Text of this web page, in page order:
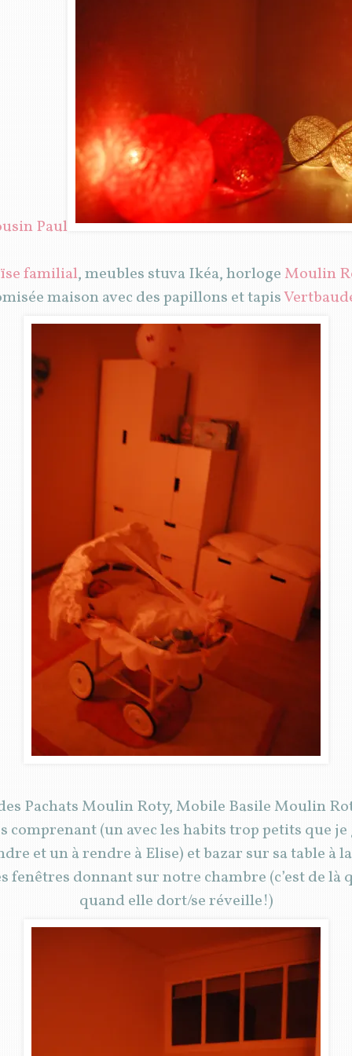
Paul
familial, meubles stuva Ikéa, horloge Moulin
maison avec des papillons et tapis
Pachats Moulin Roty, Mobile Basile Moulin
comprenant (un avec les habits trop petits que
et un à rendre à Elise) et bazar sur sa table à
fenêtres donnant sur notre chambre (c’est de là
quand elle dort/se réveille!)